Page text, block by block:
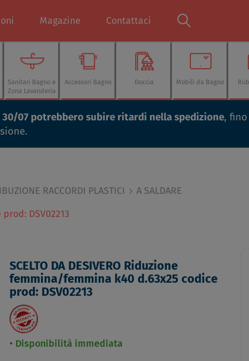
Magazine Contattaci
Sanitari Bagno e
Zona Lavanderia
Accessori Bagno Doccia Mobili da Bagno
07 potrebbero subire ritardi nella spedizione,
RACCORDI PLASTICI
A SALDARE
DSV02213
SCELTO DA DESIVERO Riduzione
femmina/femmina k40 d.63x25 codice
prod: DSV02213
Disponibilità immediata